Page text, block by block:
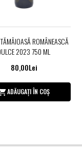
ROMÂNEASCĂ
2023 750 ML
80,00Lei
ADĂUGAȚI ÎN COȘ